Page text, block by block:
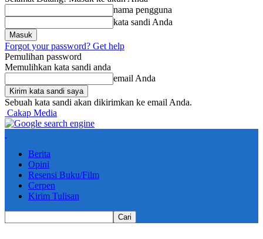
nama pengguna
kata sandi Anda
Forgot your password? Get help
Pemulihan password
Memulihkan kata sandi anda
email Anda
Sebuah kata sandi akan dikirimkan ke email Anda.
Cakap Media
Berita
Opini
Resensi Buku/Film
Cerpen
Kirim Tulisan